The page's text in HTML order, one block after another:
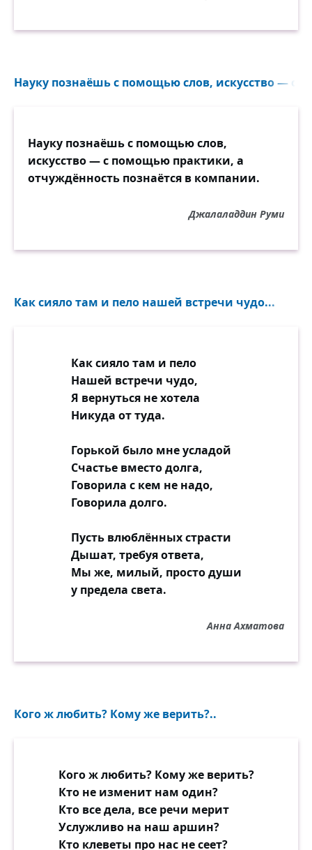
Науку познаёшь с помощью слов, искусство — с
Науку познаёшь с помощью слов,
искусство — с помощью практики, а
отчуждённость познаётся в компании.
Джалаладдин Руми
Как сияло там и пело нашей встречи чудо...
Как сияло там и пело
Нашей встречи чудо,
Я вернуться не хотела
Никуда от туда.
Горькой было мне усладой
Счастье вместо долга,
Говорила с кем не надо,
Говорила долго.
Пусть влюблённых страсти
Дышат, требуя ответа,
Мы же, милый, просто души
у предела света.
Анна Ахматова
Кого ж любить? Кому же верить?..
Кого ж любить? Кому же верить?
Кто не изменит нам один?
Кто все дела, все речи мерит
Услужливо на наш аршин?
Кто клеветы про нас не сеет?